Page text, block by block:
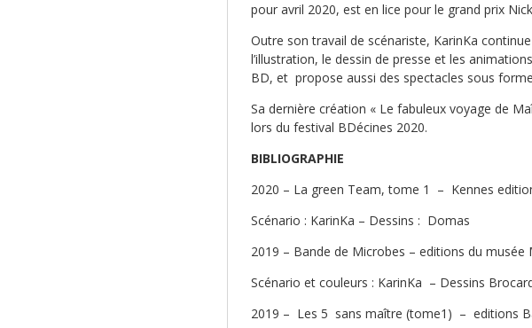
pour avril 2020, est en lice pour le grand prix
Outre son travail de scénariste, KarinKa
l’illustration, le dessin de presse et les
BD, et propose aussi des spectacles sous
Sa dernière création « Le fabuleux voyage de
lors du festival BDécines 2020.
BIBLIOGRAPHIE
2020 – La green Team, tome 1 – Kennes
Scénario : KarinKa – Dessins : Domas
2019 – Bande de Microbes – editions du musée
Scénario et couleurs : KarinKa – Dessins
2019 – Les 5 sans maître (tome1) – editions